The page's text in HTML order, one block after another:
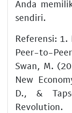
Anda
sendiri.
Referensi:
Peer-to-
Swan, M.
New
D., &
Revolution.